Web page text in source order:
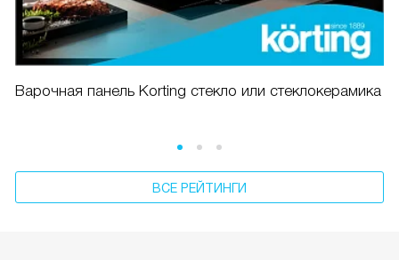
Варочная панель Korting стекло или стеклокерамика
ВСЕ РЕЙТИНГИ